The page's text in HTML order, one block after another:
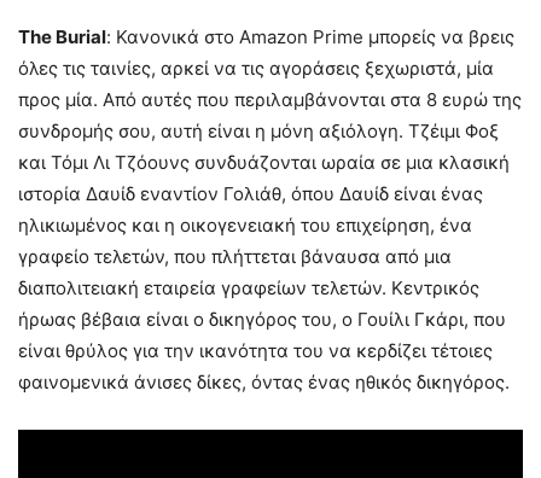
The Burial: Κανονικά στο Amazon Prime μπορείς να βρεις
όλες τις ταινίες, αρκεί να τις αγοράσεις ξεχωριστά, μία
προς μία. Από αυτές που περιλαμβάνονται στα 8 ευρώ της
συνδρομής σου, αυτή είναι η μόνη αξιόλογη. Τζέιμι Φοξ
και Τόμι Λι Τζόουνς συνδυάζονται ωραία σε μια κλασική
ιστορία Δαυίδ εναντίον Γολιάθ, όπου Δαυίδ είναι ένας
ηλικιωμένος και η οικογενειακή του επιχείρηση, ένα
γραφείο τελετών, που πλήττεται βάναυσα από μια
διαπολιτειακή εταιρεία γραφείων τελετών. Κεντρικός
ήρωας βέβαια είναι ο δικηγόρος του, ο Γουίλι Γκάρι, που
είναι θρύλος για την ικανότητα του να κερδίζει τέτοιες
φαινομενικά άνισες δίκες, όντας ένας ηθικός δικηγόρος.